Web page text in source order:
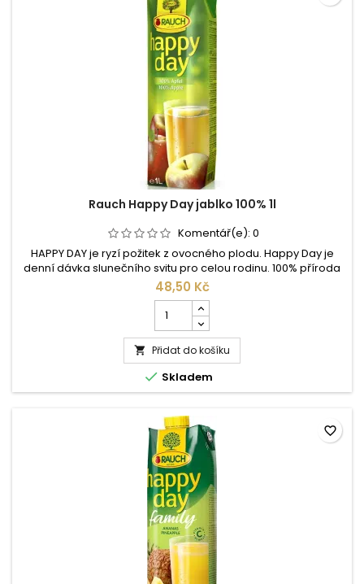
Rauch Happy Day jablko 100% 1l
Komentář(e): 0
HAPPY DAY je ryzí požitek z ovocného plodu. Happy Day je
denní dávka slunečního svitu pro celou rodinu. 100% příroda
– bez přídavku barviv, konzervačních nebo aromatických
látek. Happy Day – to je nesrovnatelný požitek z přírody.
Šťáva z 2,5kg pomerančů, které dozrály na slunci, v 1 litru
pomerančové šťávy, garantuje nejen zdravý požitek z pití, ale
pouze...
48,50 Kč
kusů
produktu
Rauch
Happy
Day
jablko
 Přidat do košíku
 Skladem
favorite_border